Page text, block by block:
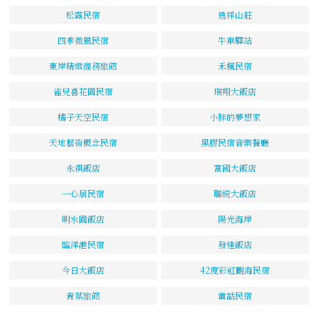
松露民宿 逸祥山莊
四季微風民宿 牛車驛站
東岸精緻商務旅館 禾楓民宿
雀兒喜花園民宿 瑞翔大飯店
橘子天空民宿 小胖的夢想家
天地藝術概念民宿 黑膠民宿音樂餐廳
永祺飯店 富國大飯店
一心居民宿 聯統大飯店
明水園飯店 陽光海岸
臨洋港民宿 發達飯店
今日大飯店 42度彩虹觀海民宿
青葉旅館 童話民宿